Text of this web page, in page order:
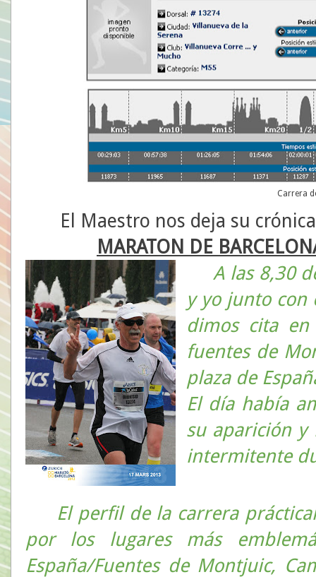
Carrera
El Maestro nos deja su
MARATON DE
A las 8,30
y yo junto con
dimos cita
fuentes de
plaza de
El día había
su aparición y
intermitente
El perfil de la carrera
por los lugares más
España/Fuentes de Montjuic,